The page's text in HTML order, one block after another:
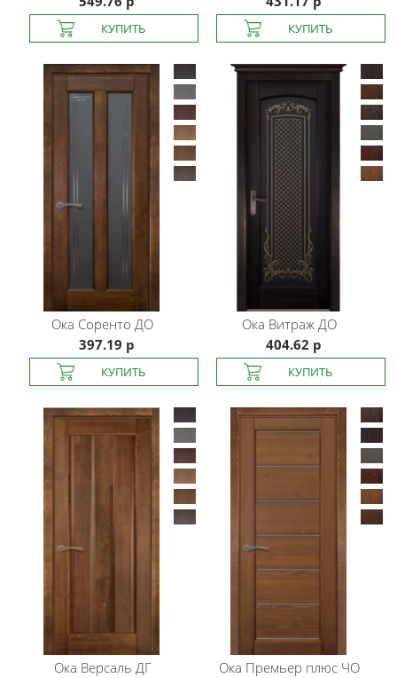
Ока Соренто ДО
397.19 р
Ока Витраж ДО
404.62 р
Ока Версаль ДГ
Ока Премьер плюс ЧО